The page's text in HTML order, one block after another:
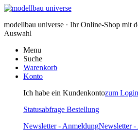
modellbau universe · Ihr Online-Shop mit
Auswahl
Menu
Suche
Warenkorb
Konto
Ich habe ein Kundenkontozum Login
Statusabfrage Bestellung
Newsletter - AnmeldungNewsletter